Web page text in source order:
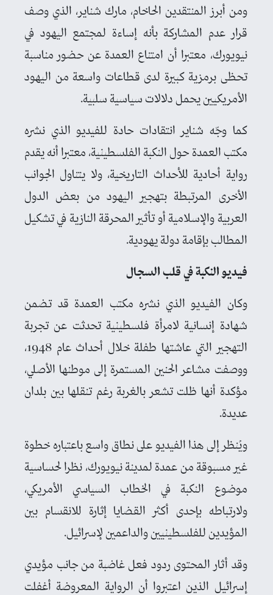
ومن أبرز المنتقدين الحاخام، مارك شناير، الذي وصف
قرار عدم المشاركة بأنه إساءة لمجتمع اليهود في
نيويورك، معتبرا أن امتناع العمدة عن حضور مناسبة
تحظى برمزية كبيرة لدى قطاعات واسعة من اليهود
الأمريكيين يحمل دلالات سياسية سلبية.
كما وجّه شناير انتقادات حادة للفيديو الذي نشره
مكتب العمدة حول النكبة الفلسطينية، معتبرا أنه يقدم
رواية أحادية للأحداث التاريخية، ولا يتناول الجوانب
الأخرى المرتبطة بتهجير اليهود من بعض الدول
العربية والإسلامية أو تأثير المحرقة النازية في تشكيل
المطالب بإقامة دولة يهودية.
فيديو النكبة في قلب السجال
وكان الفيديو الذي نشره مكتب العمدة قد تضمن
شهادة إنسانية لامرأة فلسطينية تحدثت عن تجربة
التهجير التي عاشتها طفلة خلال أحداث عام 1948،
ووصفت مشاعر الحنين المستمرة إلى موطنها الأصلي،
مؤكدة أنها ظلت تشعر بالغربة رغم تنقلها بين بلدان
عديدة.
ويُنظر إلى هذا الفيديو على نطاق واسع باعتباره خطوة
غير مسبوقة من عمدة لمدينة نيويورك، نظرا لحساسية
موضوع النكبة في الخطاب السياسي الأمريكي،
ولارتباطه بإحدى أكثر القضايا إثارة للانقسام بين
المؤيدين للفلسطينيين والداعمين لإسرائيل.
وقد أثار المحتوى ردود فعل غاضبة من جانب مؤيدي
إسرائيل الذين اعتبروا أن الرواية المعروضة أغفلت